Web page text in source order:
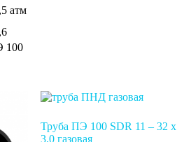
атм
100
Труба ПЭ 100 SDR 11 – 32 х
3,0 газовая